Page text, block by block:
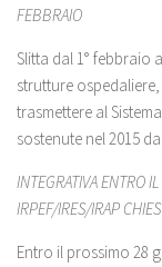
FEBBRAIO
Slitta dal 1° febbraio
strutture
trasmettere al
sostenute nel 2015
INTEGRATIVA ENTRO
IRPEF/IRES/IRAP
Entro il prossimo 28